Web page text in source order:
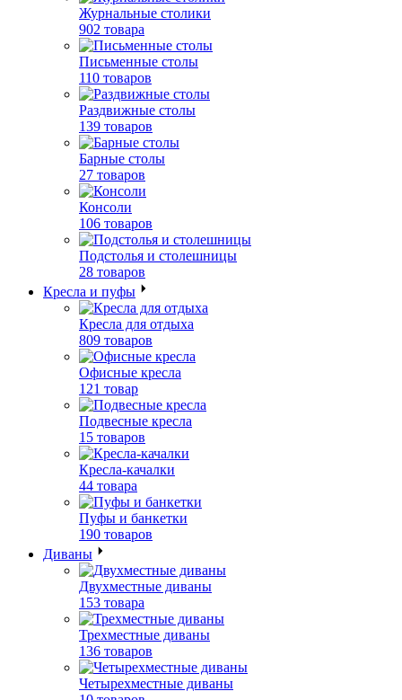
Журнальные столики
902 товара
Письменные столы
110 товаров
Раздвижные столы
139 товаров
Барные столы
27 товаров
Консоли
106 товаров
Подстолья и столешницы
28 товаров
Кресла и пуфы
Кресла для отдыха
809 товаров
Офисные кресла
121 товар
Подвесные кресла
15 товаров
Кресла-качалки
44 товара
Пуфы и банкетки
190 товаров
Диваны
Двухместные диваны
153 товара
Трехместные диваны
136 товаров
Четырехместные диваны